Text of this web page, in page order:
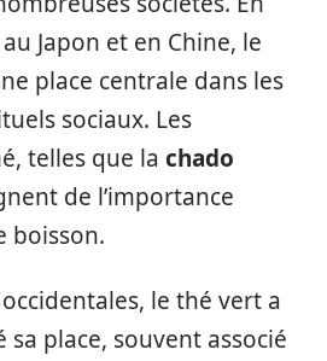
Japon et en Chine, le
place centrale dans les
sociaux. Les
telles que la chado
de l’importance
boisson.
le thé vert a
place, souvent associé